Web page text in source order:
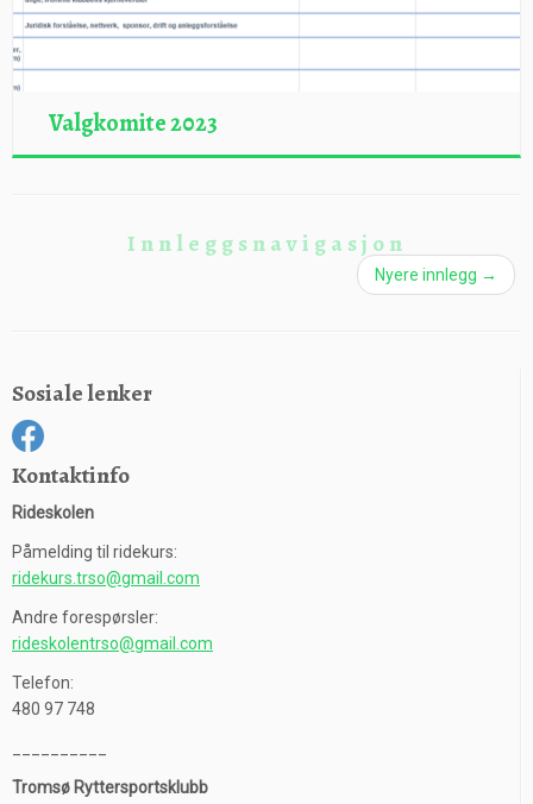
Valgkomite 2023
Innleggsnavigasjon
Nyere innlegg →
Sosiale lenker
Kontaktinfo
Rideskolen
Påmelding til ridekurs:
ridekurs.trso@gmail.com
Andre forespørsler:
rideskolentrso@gmail.com
Telefon:
480 97 748
Tromsø Ryttersportsklubb